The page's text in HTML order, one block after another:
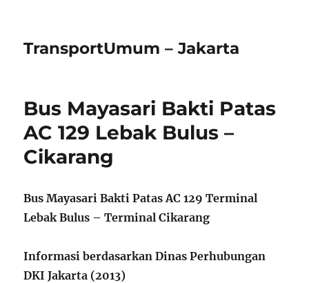
TransportUmum – Jakarta
Bus Mayasari Bakti Patas
AC 129 Lebak Bulus –
Cikarang
Bus Mayasari Bakti Patas AC 129 Terminal
Lebak Bulus – Terminal Cikarang
Informasi berdasarkan Dinas Perhubungan
DKI Jakarta (2013)